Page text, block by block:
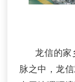
龙信的
脉之中，龙